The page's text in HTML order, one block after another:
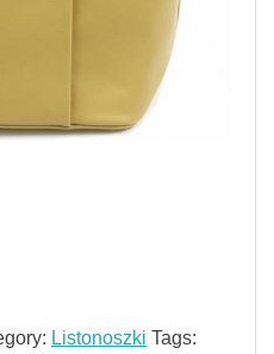
Listonoszki Tags: